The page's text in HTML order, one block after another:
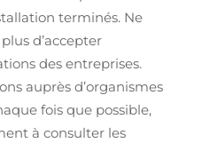
terminés. Ne
d’accepter
des entreprises.
auprès d’organismes
fois que possible,
à consulter les